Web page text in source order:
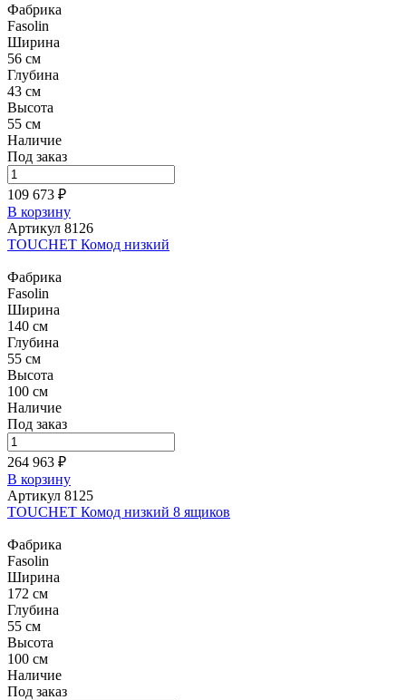
Фабрика
Fasolin
Ширина
56 см
Глубина
43 см
Высота
55 см
Наличие
Под заказ
109 673 ₽
В корзину
Артикул 8126
TOUCHET Комод низкий
Фабрика
Fasolin
Ширина
140 см
Глубина
55 см
Высота
100 см
Наличие
Под заказ
264 963 ₽
В корзину
Артикул 8125
TOUCHET Комод низкий 8 ящиков
Фабрика
Fasolin
Ширина
172 см
Глубина
55 см
Высота
100 см
Наличие
Под заказ